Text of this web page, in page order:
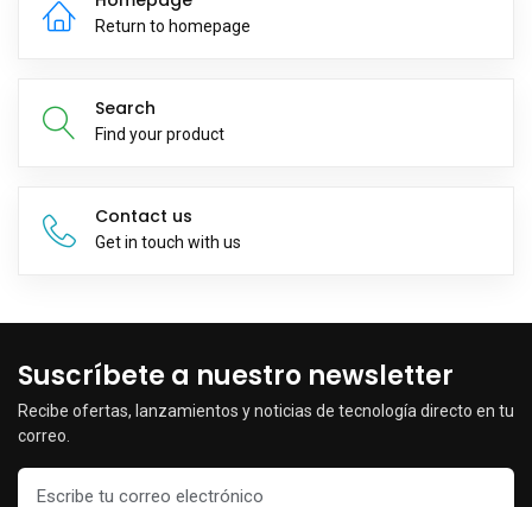
Return to homepage
Search
Find your product
Contact us
Get in touch with us
Suscríbete a nuestro newsletter
Recibe ofertas, lanzamientos y noticias de tecnología directo en tu
correo.